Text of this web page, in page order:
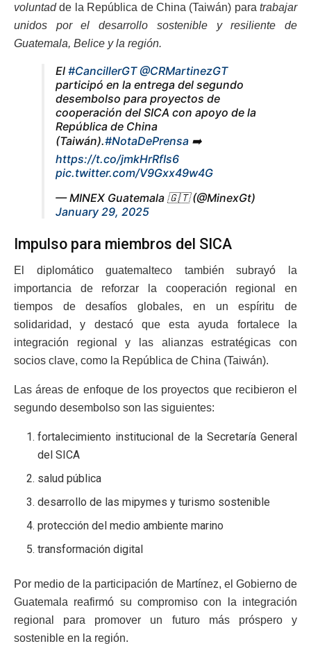
voluntadde la República de China (Taiwán) para trabajar
unidos por el desarrollo sostenible y resiliente de
Guatemala, Belice y la región.
El #CancillerGT @CRMartinezGT
participó en la entrega del segundo
desembolso para proyectos de
cooperación del SICA con apoyo de la
República de China
(Taiwán).#NotaDePrensa ➡️
https://t.co/jmkHrRfIs6
pic.twitter.com/V9Gxx49w4G
— MINEX Guatemala 🇬🇹 (@MinexGt)
January 29, 2025
Impulso para miembros del SICA
El diplomático guatemalteco también subrayó la
importancia de reforzar la cooperación regional en
tiempos de desafíos globales, en un espíritu de
solidaridad, y destacó que esta ayuda fortalece la
integración regional y las alianzas estratégicas con
socios clave, como la República de China (Taiwán).
Las áreas de enfoque de los proyectos que recibieron el
segundo desembolso son las siguientes:
fortalecimiento institucional de la Secretaría General
del SICA
salud pública
desarrollo de las mipymes y turismo sostenible
protección del medio ambiente marino
transformación digital
Por medio de la participación de Martínez, el Gobierno de
Guatemala reafirmó su compromiso con la integración
regional para promover un futuro más próspero y
sostenible en la región.